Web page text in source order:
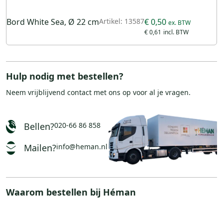
Bord White Sea, Ø 22 cmArtikel: 13587
€ 0,61
€ 0,50
Hulp nodig met bestellen?
Neem vrijblijvend contact met ons op voor al je vragen.
Bellen?020-66 86 858
Mailen?info@heman.nl
Waarom bestellen bij Héman